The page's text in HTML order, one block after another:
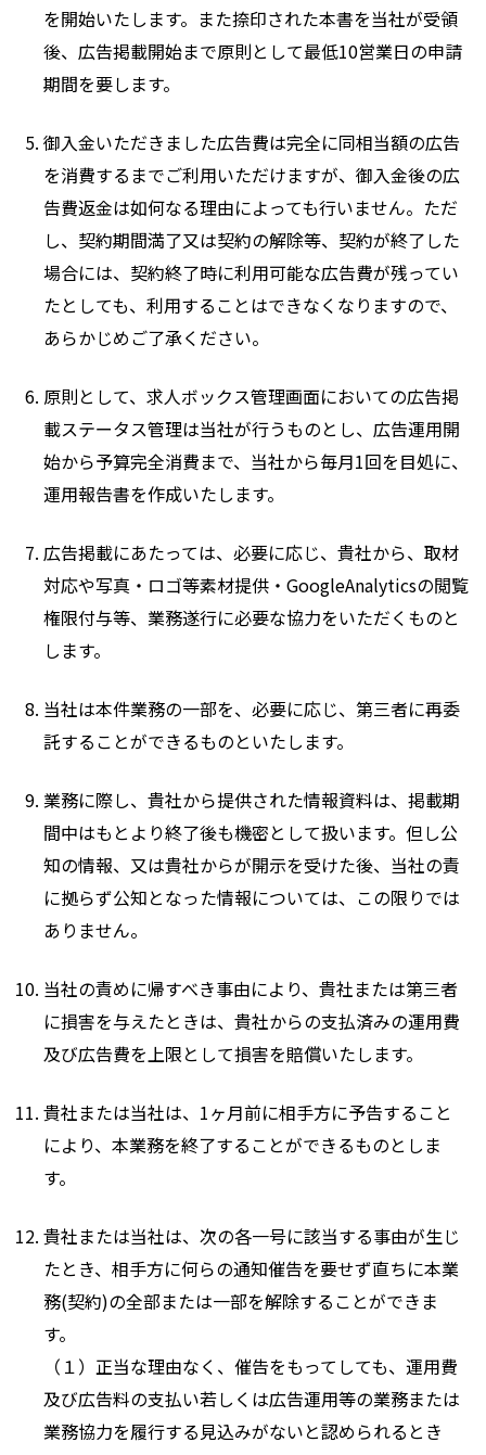
を開始いたします。また捺印された本書を当社が受領
後、広告掲載開始まで原則として最低10営業日の申請
期間を要します。
御入金いただきました広告費は完全に同相当額の広告
を消費するまでご利用いただけますが、御入金後の広
告費返金は如何なる理由によっても行いません。ただ
し、契約期間満了又は契約の解除等、契約が終了した
場合には、契約終了時に利用可能な広告費が残ってい
たとしても、利用することはできなくなりますので、
あらかじめご了承ください。
原則として、求人ボックス管理画面においての広告掲
載ステータス管理は当社が行うものとし、広告運用開
始から予算完全消費まで、当社から毎月1回を目処に、
運用報告書を作成いたします。
広告掲載にあたっては、必要に応じ、貴社から、取材
対応や写真・ロゴ等素材提供・GoogleAnalyticsの閲覧
権限付与等、業務遂行に必要な協力をいただくものと
します。
当社は本件業務の一部を、必要に応じ、第三者に再委
託することができるものといたします。
業務に際し、貴社から提供された情報資料は、掲載期
間中はもとより終了後も機密として扱います。但し公
知の情報、又は貴社からが開示を受けた後、当社の責
に拠らず公知となった情報については、この限りでは
ありません。
当社の責めに帰すべき事由により、貴社または第三者
に損害を与えたときは、貴社からの支払済みの運用費
及び広告費を上限として損害を賠償いたします。
貴社または当社は、1ヶ月前に相手方に予告すること
により、本業務を終了することができるものとしま
す。
貴社または当社は、次の各一号に該当する事由が生じ
たとき、相手方に何らの通知催告を要せず直ちに本業
務(契約)の全部または一部を解除することができま
す。
（１）正当な理由なく、催告をもってしても、運用費
及び広告料の支払い若しくは広告運用等の業務または
業務協力を履行する見込みがないと認められるとき